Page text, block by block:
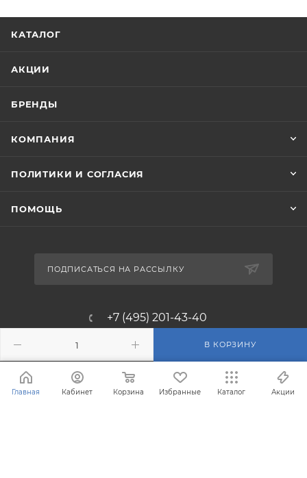
В КОРЗИНУ
КАТАЛОГ
АКЦИИ
БРЕНДЫ
КОМПАНИЯ
ПОЛИТИКИ И СОГЛАСИЯ
ПОМОЩЬ
ПОДПИСАТЬСЯ НА РАССЫЛКУ
+7 (495) 201-43-40
info@filterosmos.ru
125008 г. Москва, проезд
Черепановых д.5
Главная Кабинет Корзина Избранные Каталог Акции